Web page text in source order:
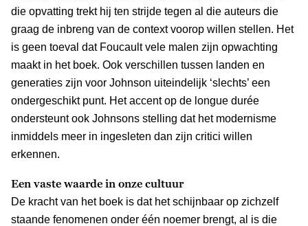
die opvatting trekt hij ten strijde tegen al die auteurs die
graag de inbreng van de context voorop willen stellen. Het
is geen toeval dat Foucault vele malen zijn opwachting
maakt in het boek. Ook verschillen tussen landen en
generaties zijn voor Johnson uiteindelijk ‘slechts’ een
ondergeschikt punt. Het accent op de longue durée
ondersteunt ook Johnsons stelling dat het modernisme
inmiddels meer in ingesleten dan zijn critici willen
erkennen.
Een vaste waarde in onze cultuur
De kracht van het boek is dat het schijnbaar op zichzelf
staande fenomenen onder één noemer brengt, al is die